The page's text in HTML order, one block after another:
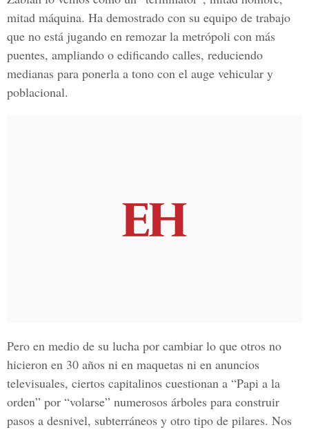
mitad máquina. Ha demostrado con su equipo de trabajo
que no está jugando en remozar la metrópoli con más
puentes, ampliando o edificando calles, reduciendo
medianas para ponerla a tono con el auge vehicular y
poblacional.
Pero en medio de su lucha por cambiar lo que otros no
hicieron en 30 años ni en maquetas ni en anuncios
televisuales, ciertos capitalinos cuestionan a “Papi a la
orden” por “volarse” numerosos árboles para construir
pasos a desnivel, subterráneos y otro tipo de pilares. Nos